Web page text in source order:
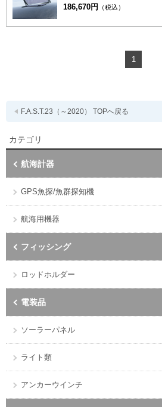
186,670円
（税込）
1
F.A.S.T.23（～2020） TOPへ戻る
カテゴリ
航海計器
GPS魚探/魚群探知機
航海用機器
フィッシング
ロッドホルダー
電装品
ソーラーパネル
ライト類
アンカーウインチ